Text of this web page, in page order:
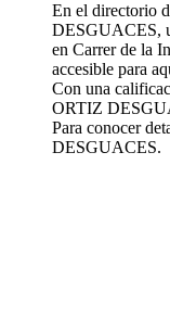
En el directorio
DESGUACES,
en Carrer de la
accesible para
Con una
ORTIZ
Para conocer
DESGUACES.